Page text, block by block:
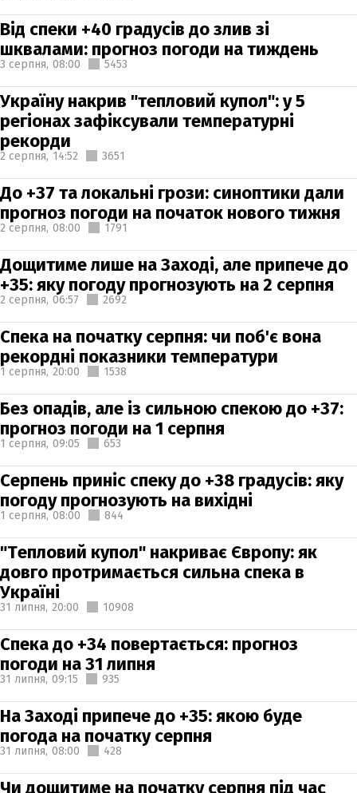
Від спеки +40 градусів до злив зі
шквалами: прогноз погоди на тиждень
3 серпня, 08:00 5453
Україну накрив "тепловий купол": у 5
регіонах зафіксували температурні
рекорди
2 серпня, 14:52 3651
До +37 та локальні грози: синоптики дали
прогноз погоди на початок нового тижня
2 серпня, 08:00 1791
Дощитиме лише на Заході, але припече до
+35: яку погоду прогнозують на 2 серпня
2 серпня, 06:57 2692
Спека на початку серпня: чи поб'є вона
рекордні показники температури
1 серпня, 20:00 1538
Без опадів, але із сильною спекою до +37:
прогноз погоди на 1 серпня
1 серпня, 09:05 653
Серпень приніс спеку до +38 градусів: яку
погоду прогнозують на вихідні
1 серпня, 08:00 844
"Тепловий купол" накриває Європу: як
довго протримається сильна спека в
Україні
31 липня, 20:00 10908
Спека до +34 повертається: прогноз
погоди на 31 липня
31 липня, 09:15 935
На Заході припече до +35: якою буде
погода на початку серпня
31 липня, 08:00 428
Чи дощитиме на початку серпня під час